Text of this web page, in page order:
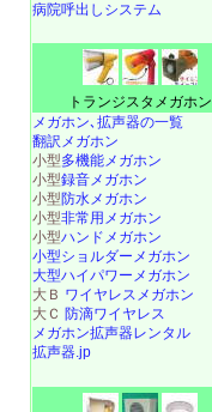
病院呼出しシステム
トランジスタメガホン
メガホン､拡声器の一覧
翻訳メガホン
小型多機能メガホン
小型録音メガホン
小型防水メガホン
小型非常用メガホン
小型ハンドメガホン
小型ショルダーメガホン
大型ハイパワーメガホン
大Ｂ ワイヤレスメガホン
大Ｃ 防滴ワイヤレス
メガホン拡声器レンタル
拡声器.jp